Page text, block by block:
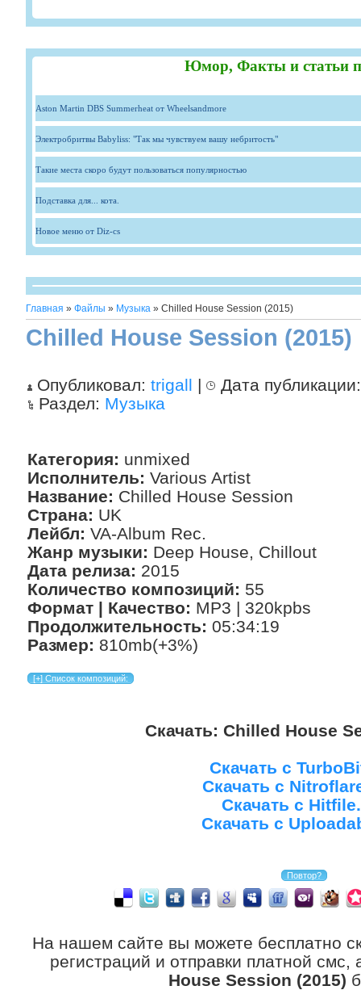
Юмор, Факты и статьи
Aston Martin DBS Summerheat от Wheelsandmore
Электробритвы Babyliss: "Так мы чувствуем вашу небритость"
Такие места скоро будут пользоваться популярностью
Подставка для... кота.
Новое меню от Diz-cs
Главная » Файлы » Музыка » Chilled House Session (2015)
Chilled House Session (2015)
Опубликовал: trigall |
Дата
Раздел: Музыка
Категория: unmixed
Исполнитель: Various Artist
Название: Chilled House Session
Страна: UK
Лейбл: VA-Album Rec.
Жанр музыки: Deep House, Chillout
Дата релиза: 2015
Количество композиций: 55
Формат | Качество: MP3 | 320kpbs
Продолжительность: 05:34:19
Размер: 810mb(+3%)
Скачать: Chilled House
Скачать с
Скачать с
Скачать с
Скачать с
На нашем сайте вы можете бесплатно
регистраций и отправки платной
House Session (2015)